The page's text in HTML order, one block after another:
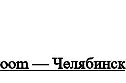
— Челябинск